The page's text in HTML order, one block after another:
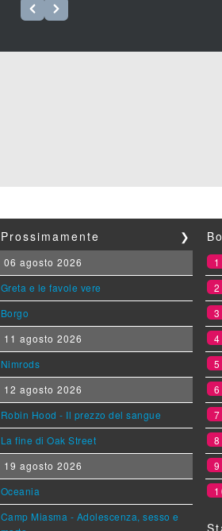
Prossimamente ❯
06 agosto 2026
Greta e le favole vere
Borgo
11 agosto 2026
Nimrods
12 agosto 2026
Robin Hood - Il prezzo del sangue
La fine di Oak Street
19 agosto 2026
Oceania
Camp Miasma - Adolescenza, sesso e
1
2
3
4
5
6
7
8
9